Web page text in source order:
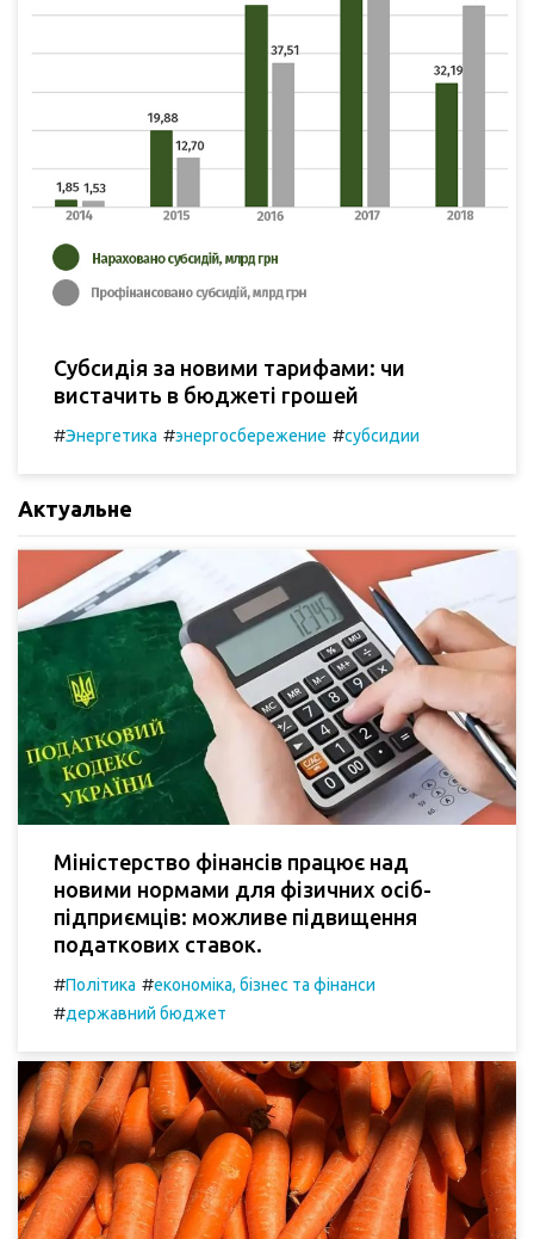
Субсидія за новими тарифами: чи
вистачить в бюджеті грошей
#Энергетика #энергосбережение #субсидии
Актуальне
Міністерство фінансів працює над
новими нормами для фізичних осіб-
підприємців: можливе підвищення
податкових ставок.
#Політика #економіка, бізнес та фінанси
#державний бюджет